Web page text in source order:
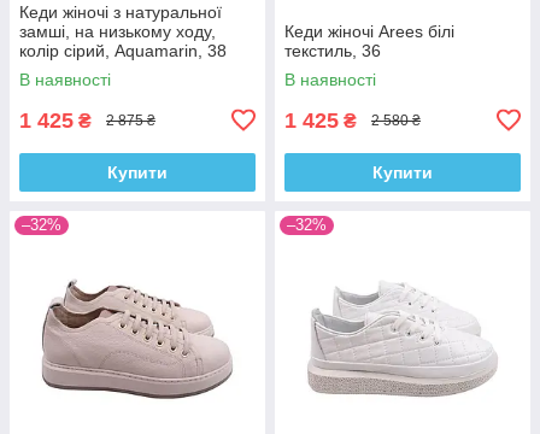
Кеди жіночі з натуральної
замші, на низькому ходу,
колір сірий, Aquamarin, 38
В наявності
1 425 ₴ 2 875 ₴
Купити
Кеди жіночі Arees білі
текстиль, 36
В наявності
1 425 ₴ 2 580 ₴
Купити
–32% –32%